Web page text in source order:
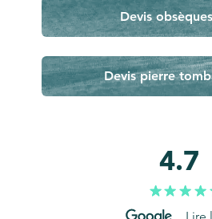
Devis obsèques
Devis pierre
4.7